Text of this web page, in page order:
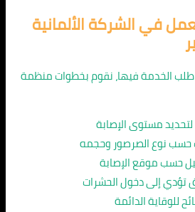
في الشركة الألمانية
الخدمة فيها، نقوم بخطوات منظمة
لتحديد مستوى الإصابة
حسب نوع الصرصور وحجمه
حسب موقع الإصابة
تؤدي إلى دخول الحشرات
للوقاية الدائمة